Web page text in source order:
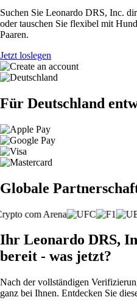
Suchen Sie Leonardo DRS, Inc.
oder tauschen Sie flexibel mit
Paaren.
Jetzt loslegen
Für Deutschland
Globale
Ihr Leonardo DRS,
bereit - was jetzt?
Nach der vollständigen
ganz bei Ihnen. Entdecken Sie